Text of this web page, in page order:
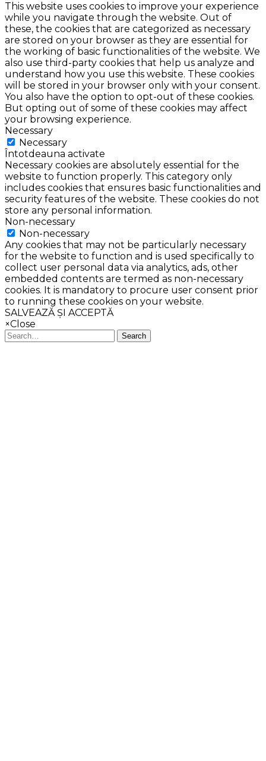
This website uses cookies to improve your experience
while you navigate through the website. Out of
these, the cookies that are categorized as necessary
are stored on your browser as they are essential for
the working of basic functionalities of the website. We
also use third-party cookies that help us analyze and
understand how you use this website. These cookies
will be stored in your browser only with your consent.
You also have the option to opt-out of these cookies.
But opting out of some of these cookies may affect
your browsing experience.
Necessary
Necessary
Întotdeauna activate
Necessary cookies are absolutely essential for the
website to function properly. This category only
includes cookies that ensures basic functionalities and
security features of the website. These cookies do not
store any personal information.
Non-necessary
Non-necessary
Any cookies that may not be particularly necessary
for the website to function and is used specifically to
collect user personal data via analytics, ads, other
embedded contents are termed as non-necessary
cookies. It is mandatory to procure user consent prior
to running these cookies on your website.
SALVEAZĂ ȘI ACCEPTĂ
×Close
Search